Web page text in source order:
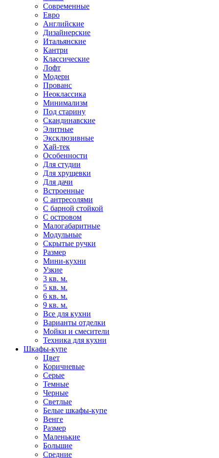
Современные
Евро
Английские
Дизайнерские
Итальянские
Кантри
Классические
Лофт
Модерн
Прованс
Неоклассика
Минимализм
Под старину
Скандинавские
Элитные
Эксклюзивные
Хай-тек
Особенности
Для студии
Для хрущевки
Для дачи
Встроенные
С антресолями
С барной стойкой
С островом
Малогабаритные
Модульные
Скрытые ручки
Размер
Мини-кухни
Узкие
3 кв. м.
5 кв. м.
6 кв. м.
9 кв. м.
Все для кухни
Варианты отделки
Мойки и смесители
Техника для кухни
Шкафы-купе
Цвет
Коричневые
Серые
Темные
Черные
Светлые
Белые шкафы-купе
Венге
Размер
Маленькие
Большие
Средние